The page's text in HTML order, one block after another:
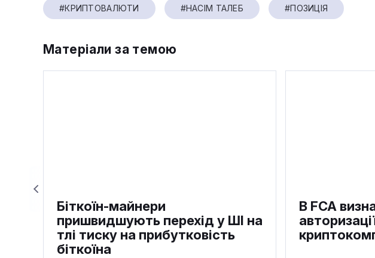
#КРИПТОВАЛЮТИ #НАСІМ ТАЛЕБ #ПОЗИЦІЯ
Матеріали за темою
Біткоїн-майнери
пришвидшують перехід у ШІ на
тлі тиску на прибутковість
біткоїна
В FCA